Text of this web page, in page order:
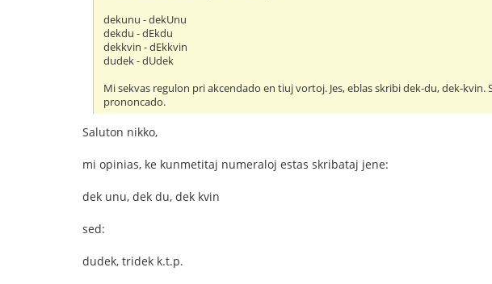
dekunu - dekUnu
dekdu - dEkdu
dekkvin - dEkkvin
dudek - dUdek
Mi sekvas regulon pri akcendado en tiuj vortoj. Jes, eblas skribi dek-du, dek-
prononcado.
Saluton nikko,
mi opinias, ke kunmetitaj numeraloj estas skribataj jene:
dek unu, dek du, dek kvin
sed:
dudek, tridek k.t.p.